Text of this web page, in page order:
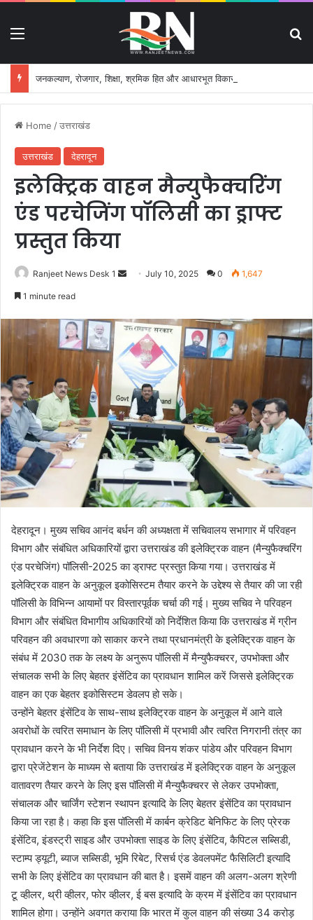
Home /उत्तराखंड
उत्तराखंड देहरादून
इलेक्ट्रिक वाहन मैन्युफैक्चरिंग
एंड परचेजिंग पॉलिसी का ड्राफ्ट
प्रस्तुत किया
Ranjeet News Desk 1
d
a
n
e
m
a
i
l
July 10, 2025 0 1,647
1 minute read
देहरादून। मुख्य सचिव आनंद बर्धन की अध्यक्षता में सचिवालय सभागार में परिवहन
विभाग और संबंधित अधिकारियों द्वारा उत्तराखंड की इलेक्ट्रिक वाहन (मैन्युफैक्चरिंग
एंड परचेजिंग) पॉलिसी-2025 का ड्राफ्ट प्रस्तुत किया गया। उत्तराखंड में
इलेक्ट्रिक वाहन के अनुकूल इकोसिस्टम तैयार करने के उद्देश्य से तैयार की जा रही
पॉलिसी के विभिन्न आयामों पर विस्तारपूर्वक चर्चा की गई। मुख्य सचिव ने परिवहन
विभाग और संबंधित विभागीय अधिकारियों को निर्देशित किया कि उत्तराखंड में ग्रीन
परिवहन की अवधारणा को साकार करने तथा प्रधानमंत्री के इलेक्ट्रिक वाहन के
संबंध में 2030 तक के लक्ष्य के अनुरूप पॉलिसी में मैन्युफैक्चरर, उपभोक्ता और
संचालक सभी के लिए बेहतर इंसेंटिव का प्रावधान शामिल करें जिससे इलेक्ट्रिक
वाहन का एक बेहतर इकोसिस्टम डेवलप हो सके।
उन्होंने बेहतर इंसेंटिव के साथ-साथ इलेक्ट्रिक वाहन के अनुकूल में आने वाले
अवरोधों के त्वरित समाधान के लिए पॉलिसी में प्रभावी और त्वरित निगरानी तंत्र का
प्रावधान करने के भी निर्देश दिए। सचिव विनय शंकर पांडेय और परिवहन विभाग
द्वारा प्रेजेंटेशन के माध्यम से बताया कि उत्तराखंड में इलेक्ट्रिक वाहन के अनुकूल
वातावरण तैयार करने के लिए इस पॉलिसी में मैन्युफैक्चरर से लेकर उपभोक्ता,
संचालक और चार्जिंग स्टेशन स्थापन इत्यादि के लिए बेहतर इंसेंटिव का प्रावधान
किया जा रहा है। कहा कि इस पॉलिसी में कार्बन क्रेडिट बेनिफिट के लिए प्रेरक
इंसेंटिव, इंडस्ट्री साइड और उपभोक्ता साइड के लिए इंसेंटिव, कैपिटल सब्सिडी,
स्टाम्प ड्यूटी, ब्याज सब्सिडी, भूमि रिबेट, रिसर्च एंड डेवलपमेंट फैसिलिटी इत्यादि
सभी के लिए इंसेंटिव का प्रावधान की बात है। इसमें वाहन की अलग-अलग श्रेणी
टू व्हीलर, थ्री व्हीलर, फोर व्हीलर, ई बस इत्यादि के क्रम में इंसेंटिव का प्रावधान
शामिल होगा। उन्होंने अवगत कराया कि भारत में कुल वाहन की संख्या 34 करोड़